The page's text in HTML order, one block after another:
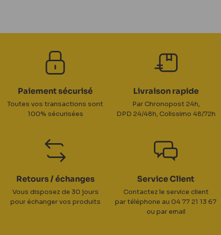
Paiement sécurisé
Toutes vos transactions sont
100% sécurisées
Livraison rapide
Par Chronopost 24h,
DPD 24/48h, Colissimo 48/72h
Retours / échanges
Vous disposez de 30 jours
pour échanger vos produits
Service Client
Contactez le service client
par téléphone au 04 77 21 13 67
ou par email